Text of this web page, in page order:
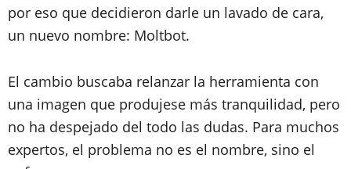
por eso que decidieron darle un lavado de cara,
un nuevo nombre: Moltbot.
El cambio buscaba relanzar la herramienta con
una imagen que produjese más tranquilidad, pero
no ha despejado del todo las dudas. Para muchos
expertos, el problema no es el nombre, sino el